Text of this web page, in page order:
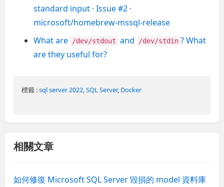
standard input · Issue #2 ·
microsoft/homebrew-mssql-release
What are
/dev/stdout and /dev/stdin ? What
are they useful for?
標籤 :sql server 2022 ,SQL Server, Docker
相關文章
如何修復 Microsoft SQL Server 毀損的 model 資料庫